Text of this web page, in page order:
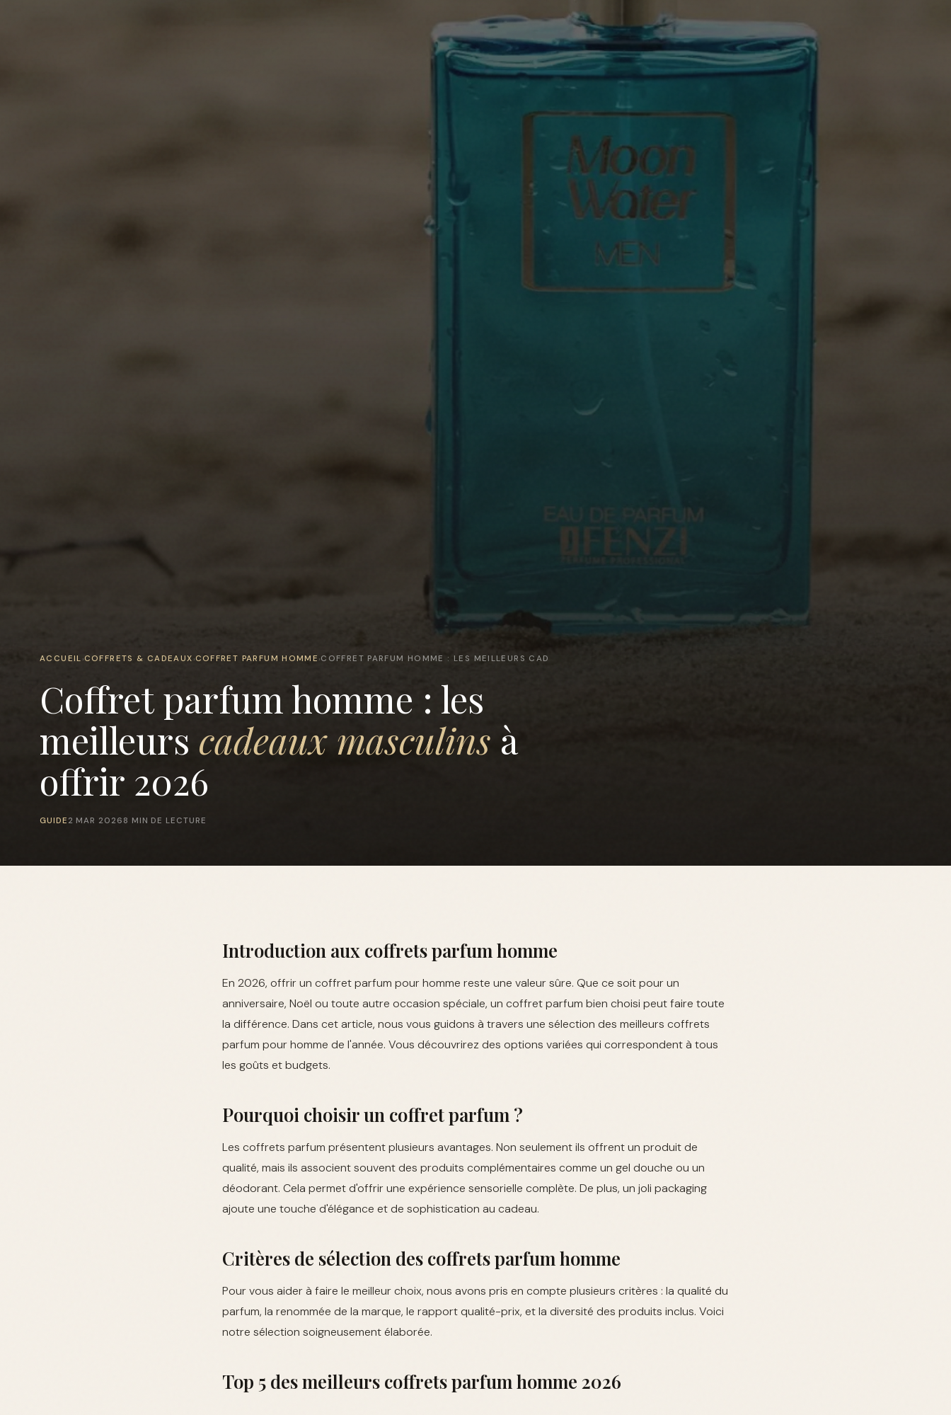
ACCUEIL ›COFFRETS & CADEAUX ›COFFRET PARFUM HOMME ›COFFRET PARFUM HOMME : LES MEILLEURS CAD
Coffret parfum homme : les
meilleurs cadeaux masculins à
offrir 2026
GUIDE 2 MAR 2026 8 MIN DE LECTURE
Introduction aux coffrets parfum homme
En 2026, offrir un coffret parfum pour homme reste une valeur sûre. Que ce soit pour un
anniversaire, Noël ou toute autre occasion spéciale, un coffret parfum bien choisi peut faire toute
la différence. Dans cet article, nous vous guidons à travers une sélection des meilleurs coffrets
parfum pour homme de l'année. Vous découvrirez des options variées qui correspondent à tous
les goûts et budgets.
Pourquoi choisir un coffret parfum ?
Les coffrets parfum présentent plusieurs avantages. Non seulement ils offrent un produit de
qualité, mais ils associent souvent des produits complémentaires comme un gel douche ou un
déodorant. Cela permet d'offrir une expérience sensorielle complète. De plus, un joli packaging
ajoute une touche d'élégance et de sophistication au cadeau.
Critères de sélection des coffrets parfum homme
Pour vous aider à faire le meilleur choix, nous avons pris en compte plusieurs critères : la qualité du
parfum, la renommée de la marque, le rapport qualité-prix, et la diversité des produits inclus. Voici
notre sélection soigneusement élaborée.
Top 5 des meilleurs coffrets parfum homme 2026